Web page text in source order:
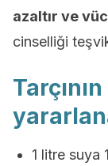
azaltır ve
cinselliği
1 litre suya